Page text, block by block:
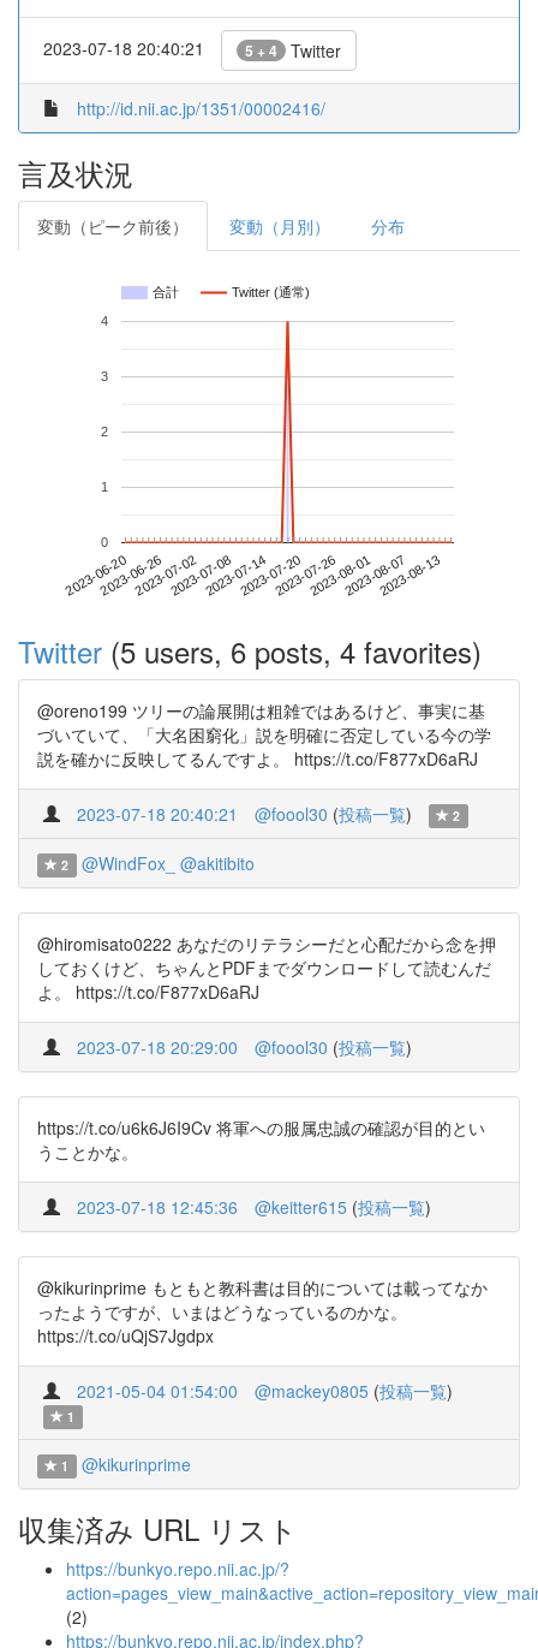
2023-07-18 20:40:21 5 + 4 Twitter
http://id.nii.ac.jp/1351/00002416/
言及状況
変動（ピーク前後） 変動（月別） 分布
合計 Twitter (通常)
2023-06-202023-06-262023-07-022023-07-082023-07-142023-07-202023-07-262023-08-012023-08-072023-08-13
0
1
2
3
4
Twitter (5 users, 6 posts, 4 favorites)
@oreno199 ツリーの論展開は粗雑ではあるけど、事実に基
づいていて、「大名困窮化」説を明確に否定している今の学
説を確かに反映してるんですよ。 https://t.co/F877xD6aRJ
2023-07-18 20:40:21 @foool30 (投稿一覧) 2
2 @WindFox_ @akitibito
@hiromisato0222 あなだのリテラシーだと心配だから念を押
しておくけど、ちゃんとPDFまでダウンロードして読むんだ
よ。 https://t.co/F877xD6aRJ
2023-07-18 20:29:00 @foool30 (投稿一覧)
https://t.co/u6k6J6I9Cv 将軍への服属忠誠の確認が目的とい
うことかな。
2023-07-18 12:45:36 @keitter615 (投稿一覧)
@kikurinprime もともと教科書は目的については載ってなか
ったようですが、いまはどうなっているのかな。
https://t.co/uQjS7Jgdpx
2021-05-04 01:54:00 @mackey0805 (投稿一覧)
1
1 @kikurinprime
収集済み URL リスト
https://bunkyo.repo.nii.ac.jp/?
(2)
https://bunkyo.repo.nii.ac.jp/index.php?